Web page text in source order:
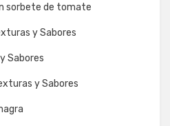
sorbete de tomate
y Sabores
Sabores
y Sabores